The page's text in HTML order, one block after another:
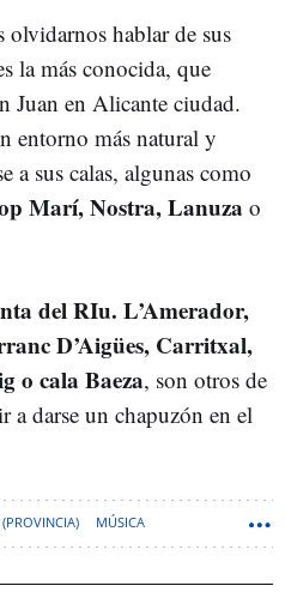
hablar de sus
la más conocida, que
Juan en Alicante ciudad.
entorno más natural y
a sus calas, algunas como
Marí, Nostra, Lanuza o
del RIu. L’Amerador,
D’Aigües, Carritxal,
o cala Baeza, son otros de
a darse un chapuzón en el
MÚSICA